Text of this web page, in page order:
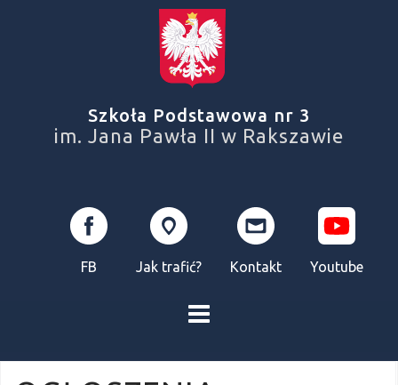
Szkoła Podstawowa nr 3
im. Jana Pawła II w Rakszawie
FB Jak trafić? Kontakt Youtube